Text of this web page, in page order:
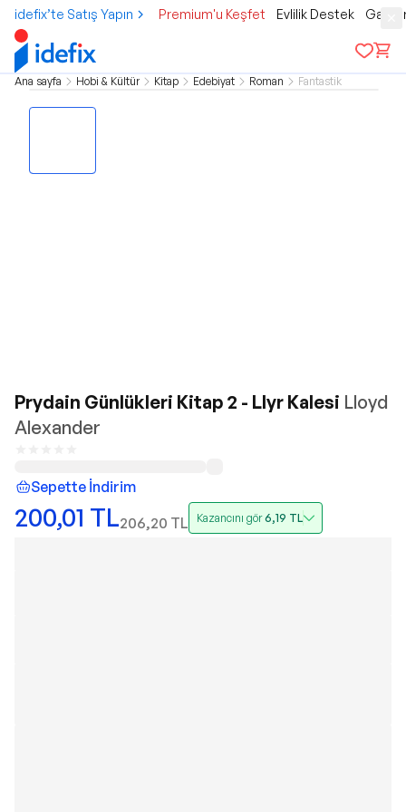
idefix’te Satış Yapın Premium'u Keşfet Evlilik Destek
Ana sayfa Hobi & Kültür Kitap Edebiyat Roman Fantastik
Prydain Günlükleri Kitap 2 - Llyr Kalesi Lloyd
Alexander
Sepette İndirim
200,01 TL206,20 TL Kazancını gör6,19 TL